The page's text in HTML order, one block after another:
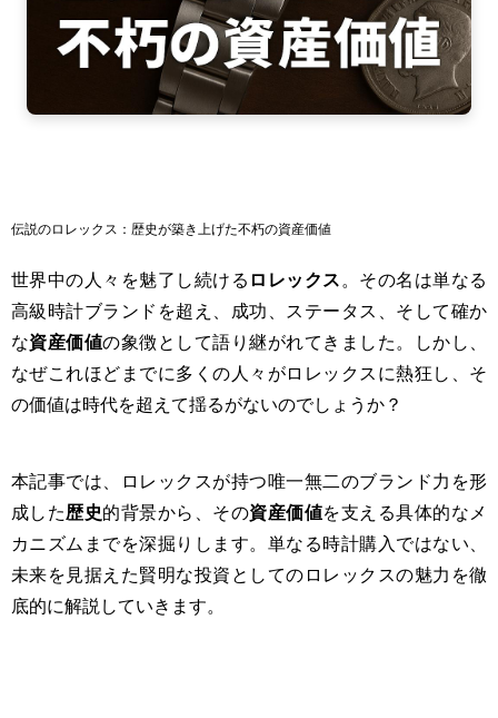
伝説のロレックス：歴史が築き上げた不朽の資産価値
世界中の人々を魅了し続ける ロレックス 。その名は単なる
高級時計ブランドを超え、成功、ステータス、そして確か
な資産価値の象徴として語り継がれてきました。しかし、
なぜこれほどまでに多くの人々がロレックスに熱狂し、そ
の価値は時代を超えて揺るがないのでしょうか？
本記事では、ロレックスが持つ唯一無二のブランド力を形
成した歴史的背景から、その資産価値を支える具体的なメ
カニズムまでを深掘りします。単なる時計購入ではない、
未来を見据えた賢明な投資としてのロレックスの魅力を徹
底的に解説していきます。